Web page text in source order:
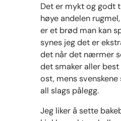
Det er mykt og godt
høye andelen
er et brød man kan
synes jeg det er
det når det nærmer
det smaker aller
ost, mens
all slags pålegg.
Jeg liker å sette